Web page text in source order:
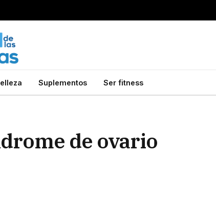
Suplementos Ser fitness
de ovario